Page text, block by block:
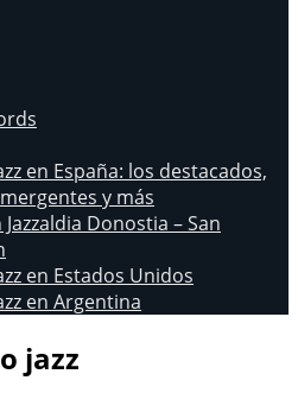
en España: los destacados,
y más
Donostia – San
en Estados Unidos
en Argentina
jazz